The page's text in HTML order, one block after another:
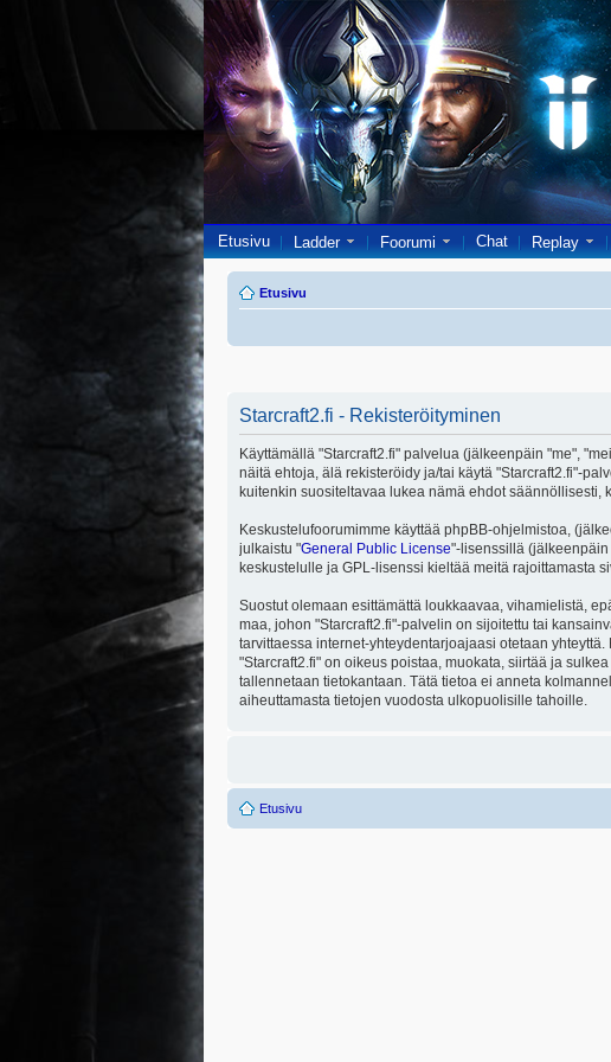
Etusivu Ladder Foorumi Chat Replay
Etusivu
Starcraft2.fi - Rekisteröityminen
Käyttämällä "Starcraft2.fi" palvelua (jälkeenpäin "me",
näitä ehtoja, älä rekisteröidy ja/tai käytä "Starcraft2.fi"-
kuitenkin suositeltavaa lukea nämä ehdot säännöllisesti,
Keskustelufoorumimme käyttää phpBB-ohjelmistoa,
julkaistu "General Public License"-lisenssillä
keskustelulle ja GPL-lisenssi kieltää meitä rajoittamasta
Suostut olemaan esittämättä loukkaavaa, vihamielistä,
maa, johon "Starcraft2.fi"-palvelin on sijoitettu tai
tarvittaessa internet-yhteydentarjoajaasi otetaan
"Starcraft2.fi" on oikeus poistaa, muokata, siirtää ja
tallennetaan tietokantaan. Tätä tietoa ei anneta
aiheuttamasta tietojen vuodosta ulkopuolisille tahoille.
Etusivu